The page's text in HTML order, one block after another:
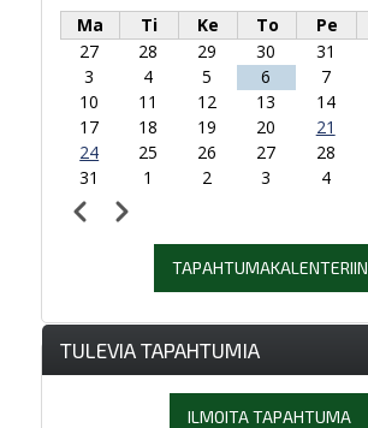
Ma Ti Ke To Pe
27
28 29 30 31
3
4 5 6 7
10
11 12 13 14
17
18 19 20 21
24
25 26 27 28
31
1 2 3 4
Sivutus
EdellinenSeuraava
TAPAHTUMAKALENTERIIN
TULEVIA TAPAHTUMIA
ILMOITA TAPAHTUMA